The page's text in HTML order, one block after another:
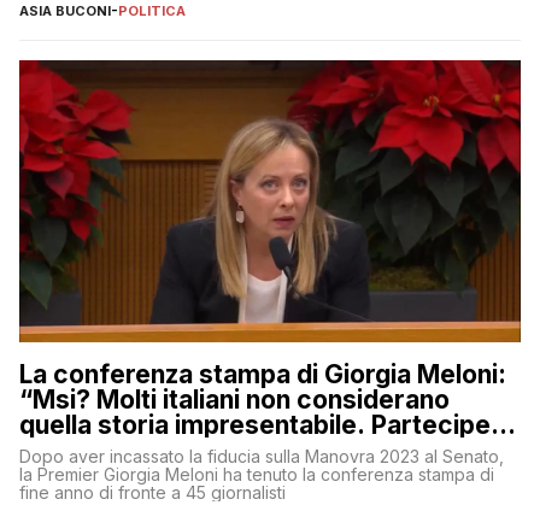
ASIA BUCONI-POLITICA
La conferenza stampa di Giorgia Meloni:
“Msi? Molti italiani non considerano
quella storia impresentabile. Parteciperò
al 25 aprile”
Dopo aver incassato la fiducia sulla Manovra 2023 al Senato,
la Premier Giorgia Meloni ha tenuto la conferenza stampa di
fine anno di fronte a 45 giornalisti